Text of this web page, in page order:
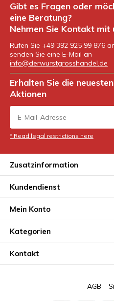
Gibt es Fragen oder
eine Beratung?
Nehmen Sie Kontakt mit
Rufen Sie +49 392 925 99 876
senden Sie eine E-Mail an
info@derwurstgrosshandel.de
Erhalten Sie die
Aktionen
* Read legal restrictions here
Zusatzinformation
Kundendienst
Mein Konto
Kategorien
Kontakt
AGB